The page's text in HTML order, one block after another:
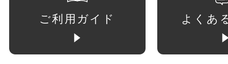
ご利用ガイド よくあ